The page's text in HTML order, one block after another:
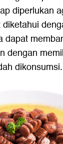
diperlukan
dapat
dengan
dikonsumsi.